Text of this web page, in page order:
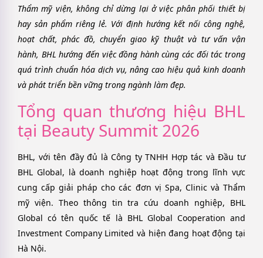
Thẩm mỹ viện, không chỉ dừng lại ở việc phân phối thiết bị
hay sản phẩm riêng lẻ. Với định hướng kết nối công nghệ,
hoạt chất, phác đồ, chuyển giao kỹ thuật và tư vấn vận
hành, BHL hướng đến việc đồng hành cùng các đối tác trong
quá trình chuẩn hóa dịch vụ, nâng cao hiệu quả kinh doanh
và phát triển bền vững trong ngành làm đẹp.
Tổng quan thương hiệu BHL
tại Beauty Summit 2026
BHL, với tên đầy đủ là Công ty TNHH Hợp tác và Đầu tư
BHL Global, là doanh nghiệp hoạt động trong lĩnh vực
cung cấp giải pháp cho các đơn vị Spa, Clinic và Thẩm
mỹ viện. Theo thông tin tra cứu doanh nghiệp, BHL
Global có tên quốc tế là BHL Global Cooperation and
Investment Company Limited và hiện đang hoạt động tại
Hà Nội.